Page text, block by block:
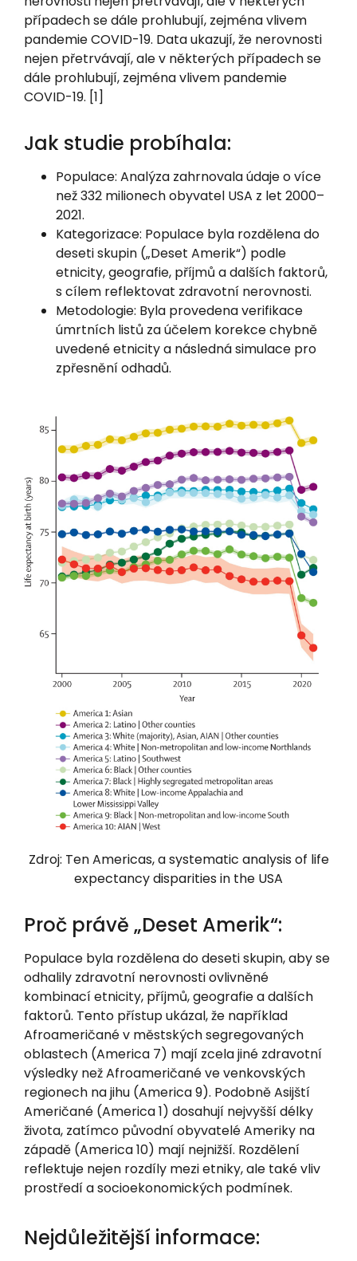
případech se dále prohlubují, zejména vlivem
pandemie COVID-19. Data ukazují, že nerovnosti
nejen přetrvávají, ale v některých případech se
dále prohlubují, zejména vlivem pandemie
COVID-19. [1]
Jak studie probíhala:
Populace: Analýza zahrnovala údaje o více
než 332 milionech obyvatel USA z let 2000–
2021.
Kategorizace: Populace byla rozdělena do
deseti skupin („Deset Amerik“) podle
etnicity, geografie, příjmů a dalších faktorů,
s cílem reflektovat zdravotní nerovnosti.
Metodologie: Byla provedena verifikace
úmrtních listů za účelem korekce chybně
uvedené etnicity a následná simulace pro
zpřesnění odhadů.
Zdroj: Ten Americas, a systematic analysis of life
expectancy disparities in the USA
Proč právě „Deset Amerik“:
Populace byla rozdělena do deseti skupin, aby se
odhalily zdravotní nerovnosti ovlivněné
kombinací etnicity, příjmů, geografie a dalších
faktorů. Tento přístup ukázal, že například
Afroameričané v městských segregovaných
oblastech (America 7) mají zcela jiné zdravotní
výsledky než Afroameričané ve venkovských
regionech na jihu (America 9). Podobně Asijští
Američané (America 1) dosahují nejvyšší délky
života, zatímco původní obyvatelé Ameriky na
západě (America 10) mají nejnižší. Rozdělení
reflektuje nejen rozdíly mezi etniky, ale také vliv
prostředí a socioekonomických podmínek.
Nejdůležitější informace: